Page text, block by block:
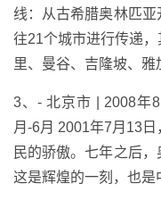
线：从古希腊奥林匹
往21个城市进行传递
里、曼谷、吉隆坡、雅
3、- 北京市 | 2008年
月-6月 2001年7月13
民的骄傲。七年之后，
这是辉煌的一刻，也是